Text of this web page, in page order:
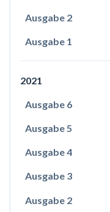
Ausgabe 2
Ausgabe 1
2021
Ausgabe 6
Ausgabe 5
Ausgabe 4
Ausgabe 3
Ausgabe 2